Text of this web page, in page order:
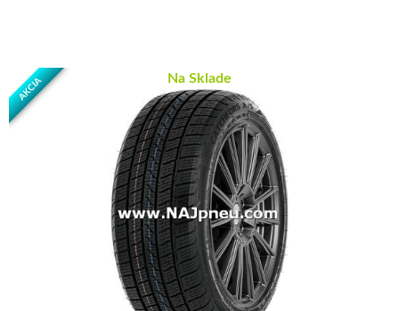
AKCIA Na Sklade